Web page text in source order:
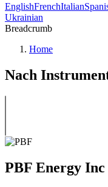
EnglishFrenchItalian
Ukrainian
Breadcrumb
Home
Nach
PBF Energy Inc